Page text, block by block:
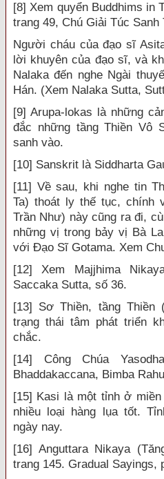
[8] Xem quyển Buddhims in
trang 49, Chú Giải Túc Sanh
Người cháu của đạo sĩ
lời khuyên của đạo sĩ, và
Nalaka đến nghe Ngài
Hán. (Xem Nalaka Sutta,
[9] Arupa-lokas là những
đắc những tầng Thiền Vô
sanh vào.
[10] Sanskrit là Siddharta
[11] Về sau, khi nghe tin
Ta) thoát ly thế tục, chính
Trần Như) này cũng ra đi,
những vị trong bảy vị Bà
với Đạo Sĩ Gotama. Xem
[12] Xem Majjhima
Saccaka Sutta, số 36.
[13] Sơ Thiền, tầng Thiền
trạng thái tâm phát triển
chắc.
[14] Công Chúa
Bhaddakaccana, Bimba
[15] Kasi là một tỉnh ở
nhiều loại hàng lụa tốt.
ngày nay.
[16] Anguttara Nikaya
trang 145. Gradual Sayings,